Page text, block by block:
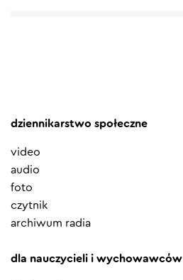
dziennikarstwo społeczne
video
audio
foto
czytnik
archiwum radia
dla nauczycieli i wychowawców